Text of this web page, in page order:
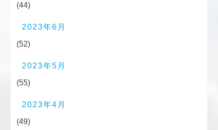
(44)
2023年6月
(52)
2023年5月
(55)
2023年4月
(49)